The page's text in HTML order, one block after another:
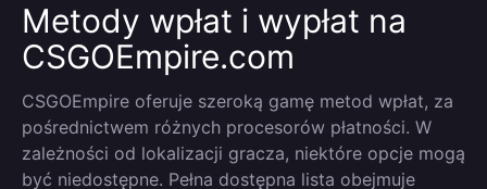
Metody wpłat i wypłat na
CSGOEmpire.com
CSGOEmpire oferuje szeroką gamę metod wpłat, za
pośrednictwem różnych procesorów płatności. W
zależności od lokalizacji gracza, niektóre opcje mogą
być niedostępne. Pełna dostępna lista obejmuje